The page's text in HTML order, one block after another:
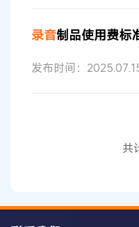
由彭钧、李润共同创
2009年7月与麒麟童
录音制品使用费标
发布时间：
共